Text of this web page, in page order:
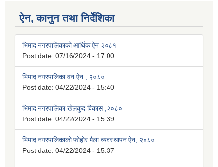
ऐन, कानुन तथा निर्देशिका
भिमाद नगरपालिकाको आर्थिक ऐन २०८१
Post date: 07/16/2024 - 17:00
भिमाद नगरपालिका वन ऐन , २०८०
Post date: 04/22/2024 - 15:40
भिमाद नगरपालिका खेलकुद विकास ,२०८०
Post date: 04/22/2024 - 15:39
भिमाद नगरपालिकाको फोहोर मैला व्यवस्थापन ऐन, २०८०
Post date: 04/22/2024 - 15:37